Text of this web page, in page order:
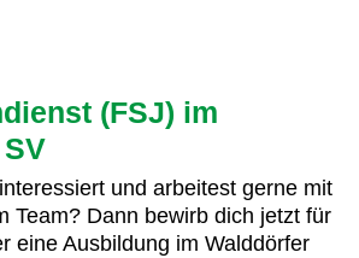
(FSJ) im
und arbeitest gerne mit
Team? Dann bewirb dich jetzt für
eine Ausbildung im Walddörfer